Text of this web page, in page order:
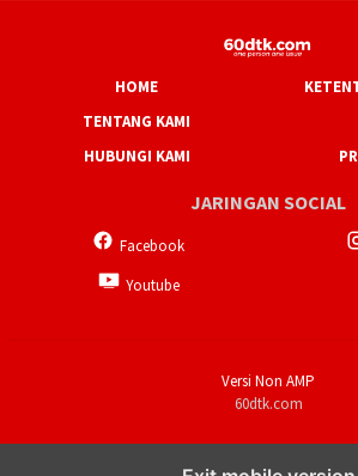
HOME
TENTANG KAMI
HUBUNGI KAMI
JARINGAN SOCIAL
Facebook
Youtube
Versi Non AMP
60dtk.com